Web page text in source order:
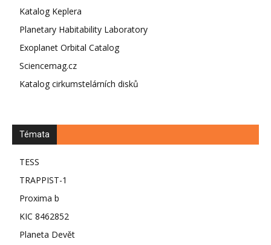
Katalog Keplera
Planetary Habitability Laboratory
Exoplanet Orbital Catalog
Sciencemag.cz
Katalog cirkumstelárních disků
Témata
TESS
TRAPPIST-1
Proxima b
KIC 8462852
Planeta Devět